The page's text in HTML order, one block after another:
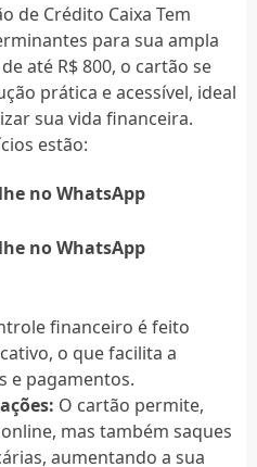
de Crédito Caixa Tem
para sua ampla
até R$ 800, o cartão se
prática e acessível, ideal
sua vida financeira.
estão:
no WhatsApp
no WhatsApp
financeiro é feito
o que facilita a
e pagamentos.
O cartão permite,
mas também saques
aumentando a sua